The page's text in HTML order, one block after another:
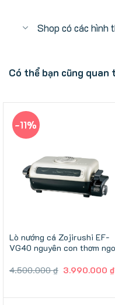
Shop có các hình
Có thể bạn cũng quan
-11%
Lò nướng cá Zojirushi EF-
VG40 nguyên con thơm
4.500.000₫ Giá
3.990.000₫